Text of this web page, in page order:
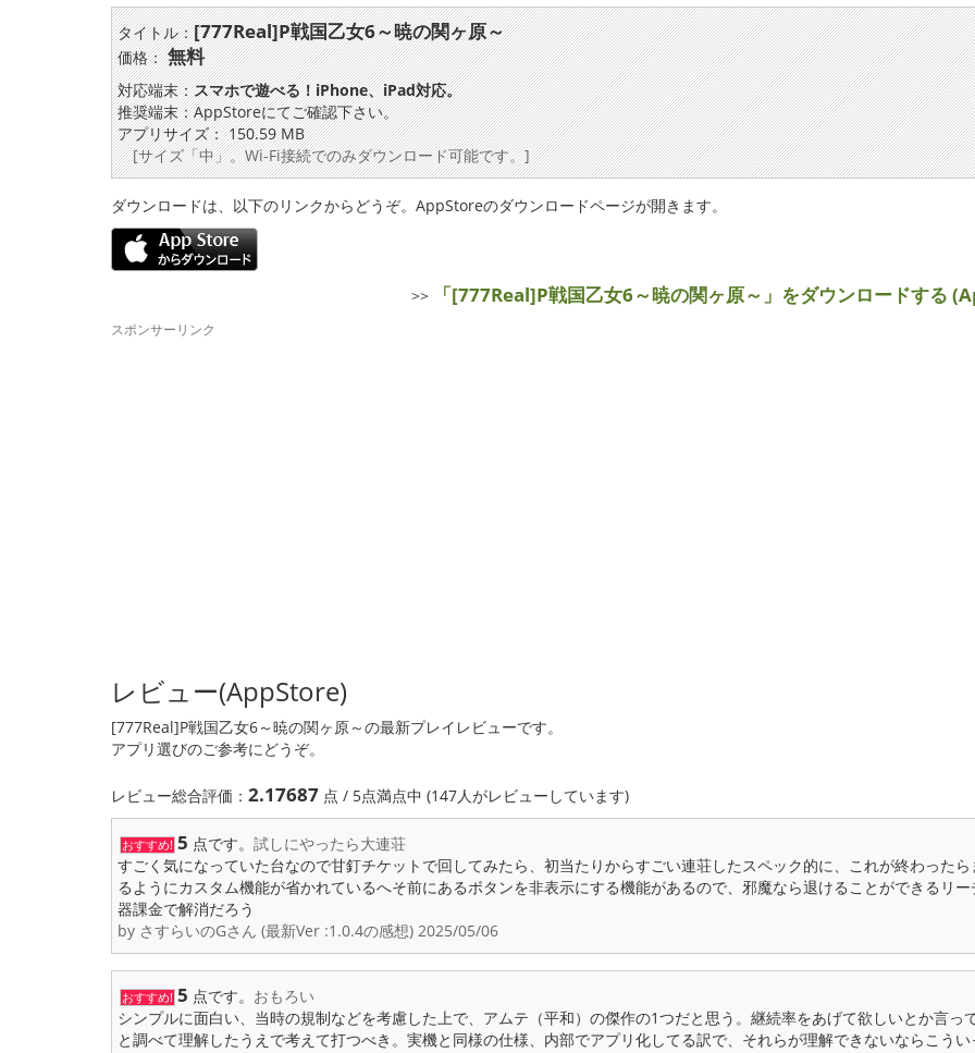
タイトル：[777Real]P戦国乙女6～暁の関ヶ原～
価格：無料
対応端末：スマホで遊べる！iPhone、iPad対応。
推奨端末：AppStoreにてご確認下さい。
アプリサイズ： 150.59 MB
[サイズ「中」。Wi-Fi接続でのみダウンロード可能です。]
ダウンロードは、以下のリンクからどうぞ。AppStoreのダウンロードページが開きます。
>> 「[777Real]P戦国乙女6～暁の関ヶ原～」をダウンロードする
スポンサーリンク
レビュー(AppStore)
[777Real]P戦国乙女6～暁の関ヶ原～の最新プレイレビューです。
アプリ選びのご参考にどうぞ。
レビュー総合評価： 2.17687 点 / 5点満点中 (147人がレビューしています)
おすすめ! 5 点です。 試しにやったら大連荘
すごく気になっていた台なので甘釘チケットで回してみたら、初当たりからすごい連荘したスペック的に、これが終わった
るようにカスタム機能が省かれているへそ前にあるボタンを非表示にする機能があるので、邪魔なら退けることができるリ
器課金で解消だろう
by さすらいのGさん (最新Ver :1.0.4の感想) 2025/05/06
おすすめ! 5 点です。 おもろい
シンプルに面白い、当時の規制などを考慮した上で、アムテ（平和）の傑作の1つだと思う。継続率をあげて欲しいとか言
と調べて理解したうえで考えて打つべき。実機と同様の仕様、内部でアプリ化してる訳で、それらが理解できないならこう